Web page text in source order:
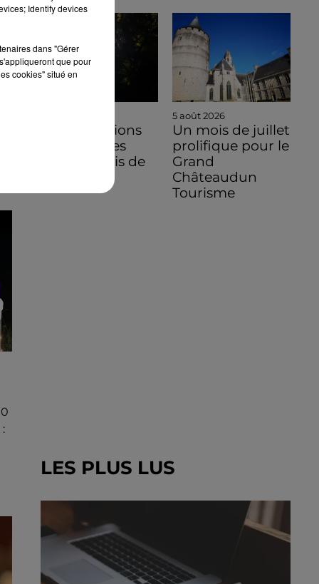
Des conditions
hors normes
pour le mois de
juillet 2026
5 août 2026
Un mois de juillet
prolifique pour le
Grand
Châteaudun
Tourisme
LES PLUS LUS
Identify devices
dans "Gérer
que pour
cookies" situé en